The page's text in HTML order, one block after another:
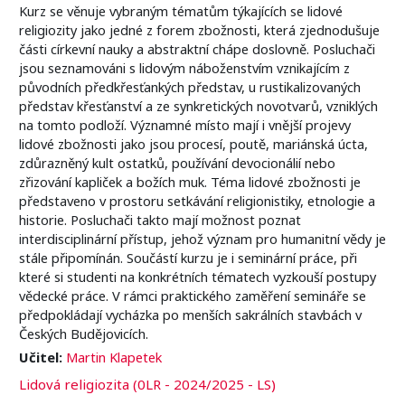
Kurz se věnuje vybraným tématům týkajících se lidové
religiozity jako jedné z forem zbožnosti, která zjednodušuje
části církevní nauky a abstraktní chápe doslovně. Posluchači
jsou seznamováni s lidovým náboženstvím vznikajícím z
původních předkřesťankých představ, u rustikalizovaných
představ křesťanství a ze synkretických novotvarů, vzniklých
na tomto podloží. Významné místo mají i vnější projevy
lidové zbožnosti jako jsou procesí, poutě, mariánská úcta,
zdůrazněný kult ostatků, používání devocionálií nebo
zřizování kapliček a božích muk. Téma lidové zbožnosti je
představeno v prostoru setkávání religionistiky, etnologie a
historie. Posluchači takto mají možnost poznat
interdisciplinární přístup, jehož význam pro humanitní vědy je
stále připomínán. Součástí kurzu je i seminární práce, při
které si studenti na konkrétních tématech vyzkouší postupy
vědecké práce. V rámci praktického zaměření semináře se
předpokládají vycházka po menších sakrálních stavbách v
Českých Budějovicích.
Učitel: Martin Klapetek
Lidová religiozita (0LR - 2024/2025 - LS)